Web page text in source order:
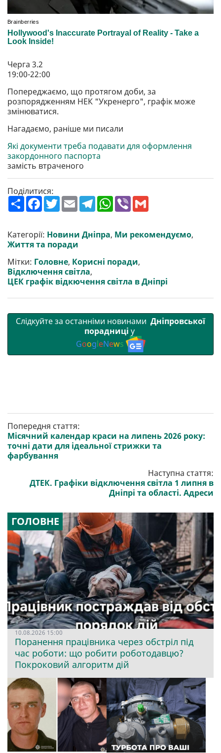
Черга 3.2
19:00-22:00
Попереджаємо, що протягом доби, за
розпорядженням НЕК "Укренерго", графік може
змінюватися.
Нагадаємо, раніше ми писали
Які документи треба подавати для оформлення
закордонного паспорта
замість втраченого
Поділитися:
П
о
р
и
т
F
a
b
o
o
T
w
t
e
r
E
m
l
T
e
g
r
W
h
s
A
V
r l
Категорії: Новини Дніпра, Ми рекомендуємо,
Життя та поради
Мітки: Головне, Корисні поради,
Відключення світла,
ЦЕК графік відкючення світла в Дніпрі
Слідкуйте за останніми новинами Дніпровської
порадниці у
GoogleNews
Попередня стаття:
Місячний календар краси на липень 2026 року:
точні дати для ідеальної стрижки та
фарбування
Наступна стаття:
ДТЕК. Графіки відключення світла 1 липня в
Дніпрі та області. Адреси
ГОЛОВНЕ
10.08.2026 15:00
Поранення працівника через обстріл під
час роботи: що робити роботодавцю?
Покроковий алгоритм дій